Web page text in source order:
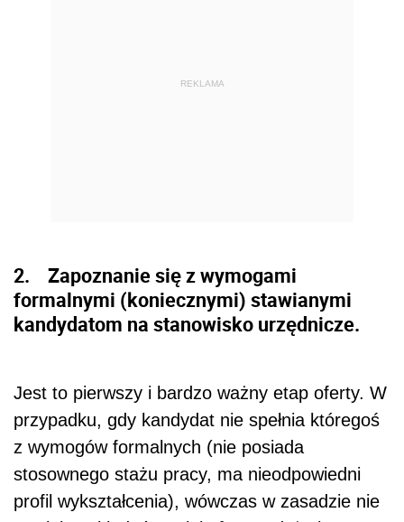
REKLAMA
2. Zapoznanie się z wymogami
formalnymi (koniecznymi) stawianymi
kandydatom na stanowisko urzędnicze.
Jest to pierwszy i bardzo ważny etap oferty. W
przypadku, gdy kandydat nie spełnia któregoś
z wymogów formalnych (nie posiada
stosownego stażu pracy, ma nieodpowiedni
profil wykształcenia), wówczas w zasadzie nie